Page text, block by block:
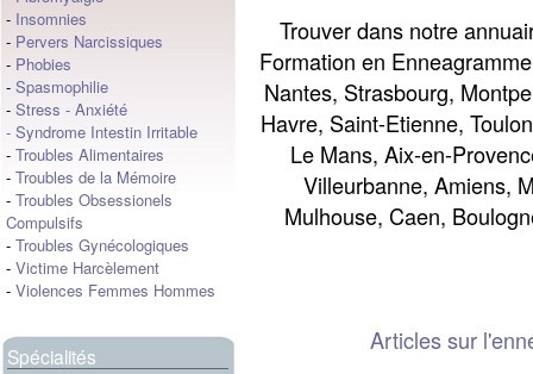
- Insomnies
- Pervers Narcissiques
- Phobies
- Spasmophilie
- Stress - Anxiété
- Syndrome Intestin Irritable
- Troubles Alimentaires
- Troubles de la Mémoire
- Troubles Obsessionels
Compulsifs
- Troubles Gynécologiques
- Victime Harcèlement
- Violences Femmes Hommes
Spécialités
Trouver dans notre
Formation en
Nantes, Strasbourg,
Havre, Saint-Etienne,
Le Mans, Aix-en-
Villeurbanne, Amiens,
Mulhouse, Caen,
Articles sur